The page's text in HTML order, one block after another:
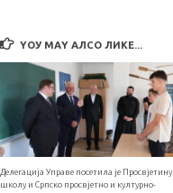
YОУ МАY АЛСО ЛИКЕ...
Делегација Управе посетила је Просвјетину
школу и Српско просвјетно и културно-